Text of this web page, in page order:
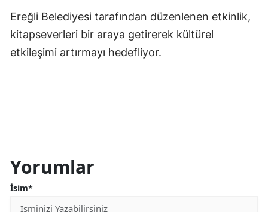
Rize
Sakarya
Ereğli Belediyesi tarafından düzenlenen etkinlik,
kitapseverleri bir araya getirerek kültürel
etkileşimi artırmayı hedefliyor.
Yorumlar
İsim*